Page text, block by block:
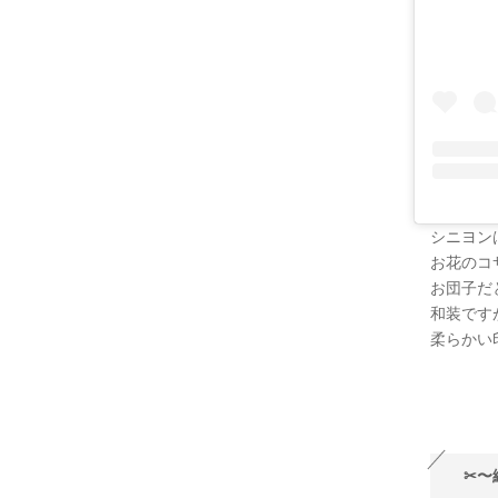
シニヨ
お花のコ
お団子だ
和装です
柔らかい
✂︎〜